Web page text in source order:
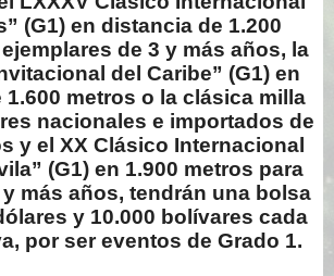
(G1) en distancia de 1.200
de 3 y más años, la
del Caribe” (G1) en
1.600 metros o la clásica milla
nacionales e importados de
y el XX Clásico Internacional
(G1) en 1.900 metros para
más años, tendrán una bolsa
y 10.000 bolívares cada
por ser eventos de Grado 1.